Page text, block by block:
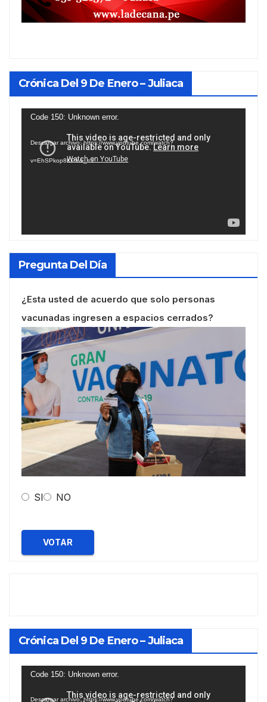
Crónica Del 9 De Enero – Juliaca
Reproductor
vídeo
Code 150: Unknown error.
Descargar archivo: https://www.youtube.com/watch?
v=EhSPkop8KPY&_=1
Pregunta Del Día
¿Esta usted de acuerdo que solo personas
vacunadas ingresen a espacios cerrados?
SI NO
VOTAR
Crónica Del 9 De Enero – Juliaca
Reproductor
Code 150: Unknown error.
Descargar archivo: https://www.youtube.com/watch?